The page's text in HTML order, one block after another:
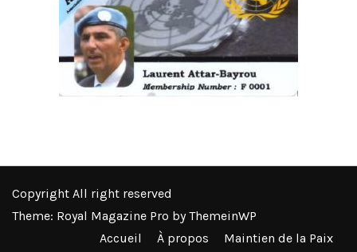
Copyright All right reserved
Theme: Royal Magazine Pro byThemeinWP
Accueil
À propos
Maintien de la Paix